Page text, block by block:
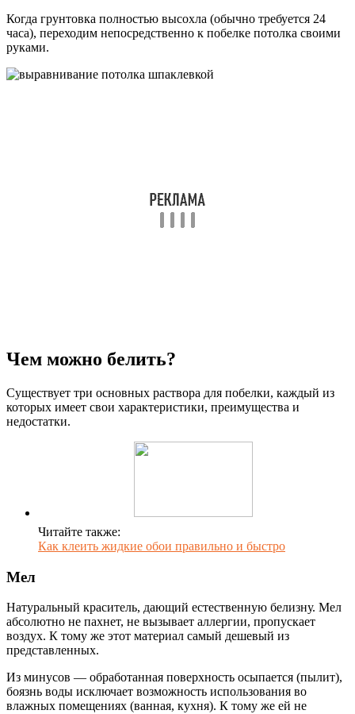
Когда грунтовка полностью высохла (обычно требуется 24
часа), переходим непосредственно к побелке потолка своими
руками.
Чем можно белить?
Существует три основных раствора для побелки, каждый из
которых имеет свои характеристики, преимущества и
недостатки.
Читайте также:
Как клеить жидкие обои правильно и быстро
Мел
Натуральный краситель, дающий естественную белизну. Мел
абсолютно не пахнет, не вызывает аллергии, пропускает
воздух. К тому же этот материал самый дешевый из
представленных.
Из минусов — обработанная поверхность осыпается (пылит),
боязнь воды исключает возможность использования во
влажных помещениях (ванная, кухня). К тому же ей не